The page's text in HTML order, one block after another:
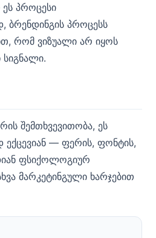
პროცესი
ბრენდინგის პროცესს
რომ ვიზუალი არ იყოს
შემთხვევითობა, ეს
ექცევიან — ფერის, ფონტის,
ფსიქოლოგიურ
მარკეტინგული ხარჯებით